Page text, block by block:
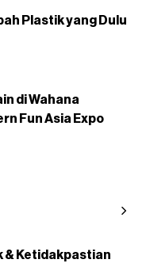
Plastik yang Dulu
di Wahana
Fun Asia Expo
& Ketidakpastian